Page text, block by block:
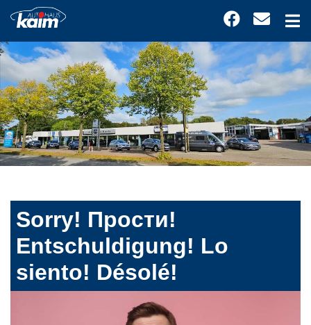
Sorry! Прости!
Entschuldigung! Lo
siento! Désolé!